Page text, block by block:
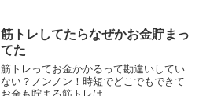
筋トレしてたらなぜかお金貯まっ
てた
筋トレってお金かかるって勘違いしてい
ない？ノンノン！時短でどこでもできて